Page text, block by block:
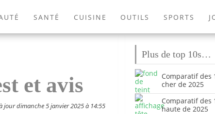
SANTÉ CUISINE OUTILS SPORTS
JEUX VIDÉOS LIVRES
et avis
jour dimanche 5 janvier 2025 à 14:55
Plus de top 10s…
Comparatif des
cher de 2025
Comparatif des
haute de 2025